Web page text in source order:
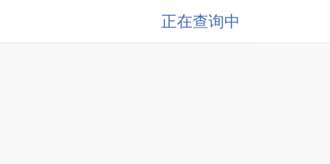
正在查询中